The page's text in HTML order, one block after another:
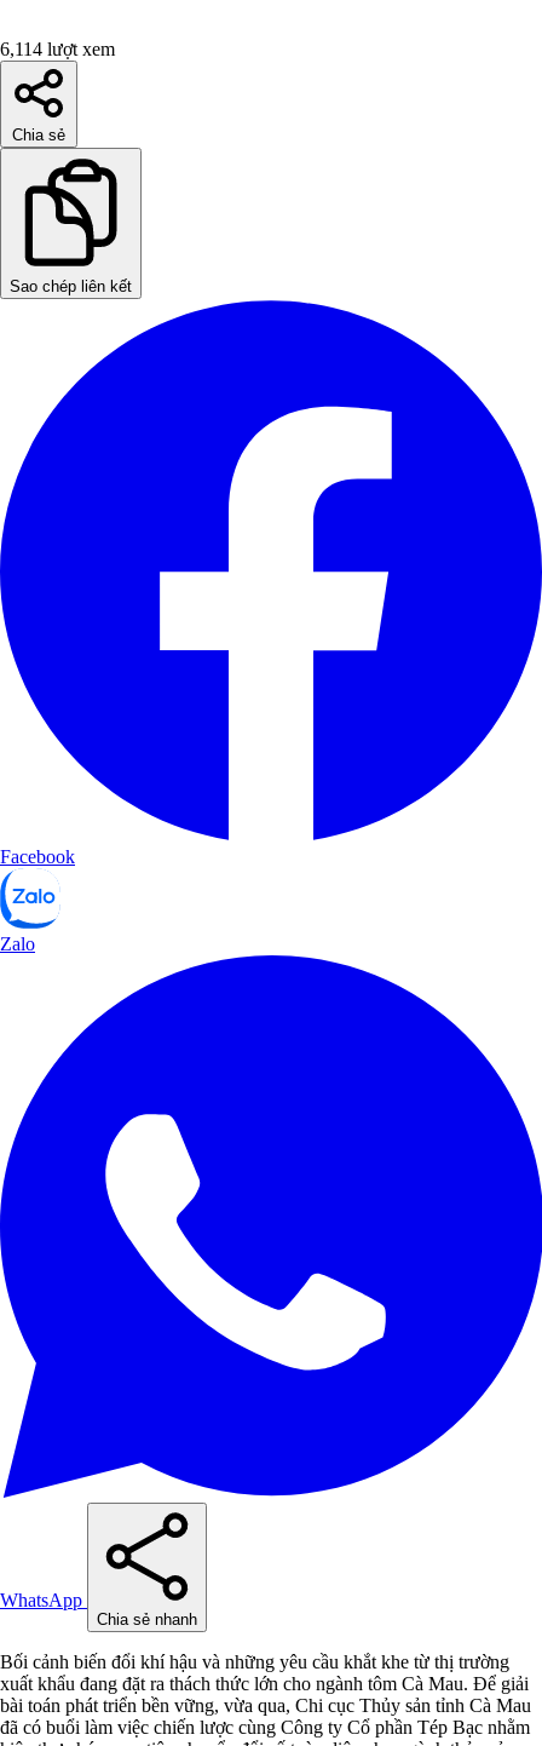
6,114 lượt xem
Chia sẻ
Sao chép liên kết
Facebook
Zalo
WhatsApp
Chia sẻ nhanh
Bối cảnh biến đổi khí hậu và những yêu cầu khắt khe từ thị trường
xuất khẩu đang đặt ra thách thức lớn cho ngành tôm Cà Mau. Để giải
bài toán phát triển bền vững, vừa qua, Chi cục Thủy sản tỉnh Cà Mau
đã có buổi làm việc chiến lược cùng Công ty Cổ phần Tép Bạc nhằm